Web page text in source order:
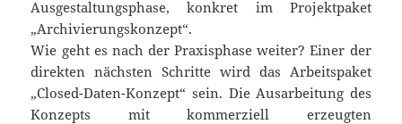
Ausgestaltungsphase, konkret im Projektpaket
„Archivierungskonzept“.
Wie geht es nach der Praxisphase weiter? Einer der
direkten nächsten Schritte wird das Arbeitspaket
„Closed-Daten-Konzept“ sein. Die Ausarbeitung des
Konzepts mit kommerziell erzeugten